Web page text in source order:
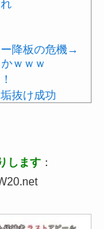
ー降板の危機→
ｗｗｗ
抜け成功
します：